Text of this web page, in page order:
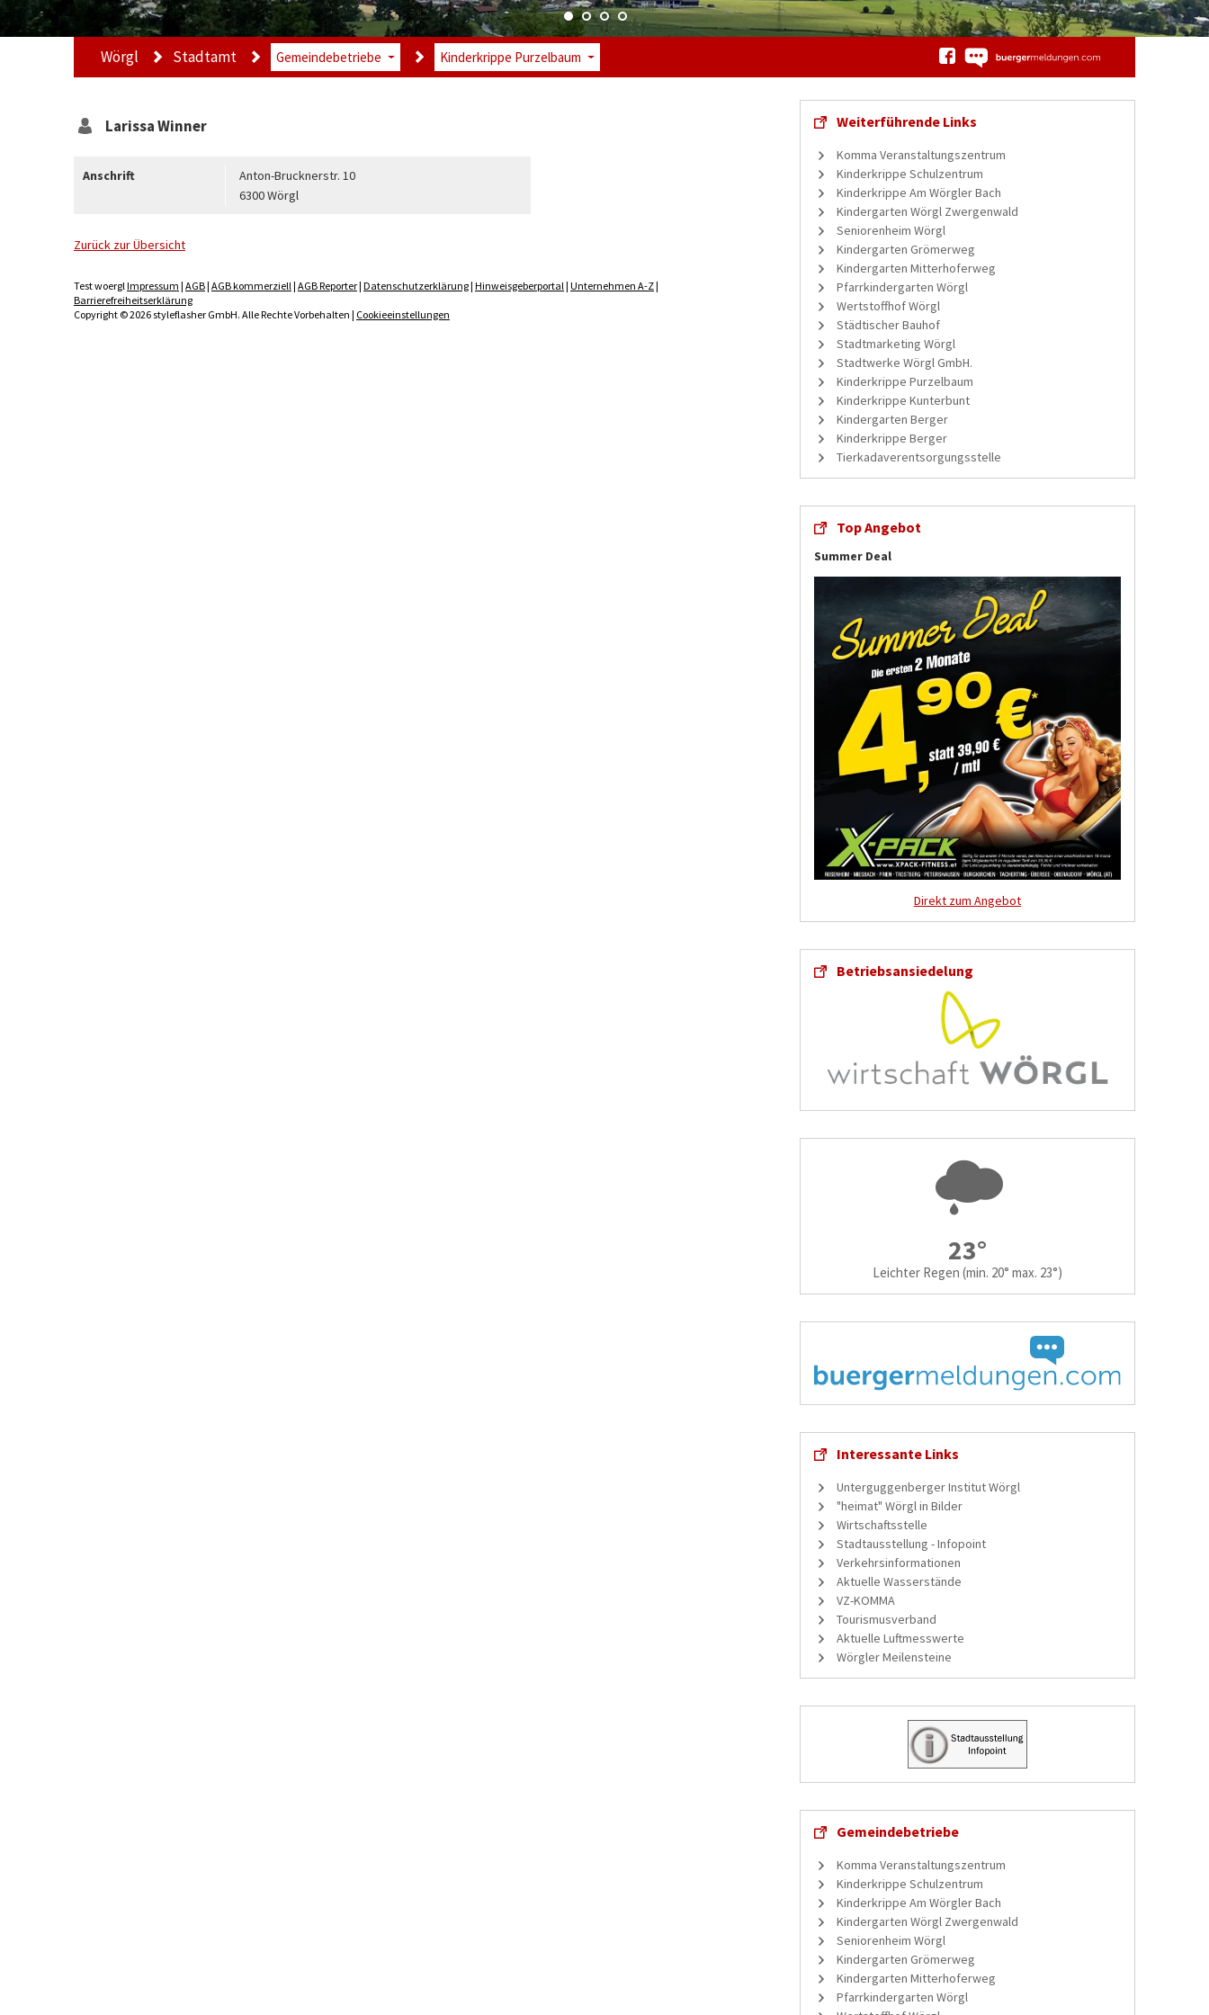
Wörgl Stadtamt Gemeindebetriebe Kinderkrippe Purzelbaum
LarissaWinner
Anschrift
Anton-Brucknerstr. 10
6300 Wörgl
Zurück zur Übersicht
Test woerglImpressum | AGB| AGB kommerziell| AGB Reporter| Datenschutzerklärung| Hinweisgeberportal| Unternehmen A-Z|
Barrierefreiheitserklärung
Copyright © 2026 styleflasher GmbH. Alle Rechte Vorbehalten | Cookieeinstellungen
Weiterführende Links
Komma Veranstaltungszentrum
Kinderkrippe Schulzentrum
Kinderkrippe Am Wörgler Bach
Kindergarten Wörgl Zwergenwald
Seniorenheim Wörgl
Kindergarten Grömerweg
Kindergarten Mitterhoferweg
Pfarrkindergarten Wörgl
Wertstoffhof Wörgl
Städtischer Bauhof
Stadtmarketing Wörgl
Stadtwerke Wörgl GmbH.
Kinderkrippe Purzelbaum
Kinderkrippe Kunterbunt
Kindergarten Berger
Kinderkrippe Berger
Tierkadaverentsorgungsstelle
Top Angebot
Summer Deal
Direkt zum Angebot
Betriebsansiedelung
23°
Leichter Regen (min. 20° max. 23°)
Interessante Links
Unterguggenberger Institut Wörgl
"heimat" Wörgl in Bilder
Wirtschaftsstelle
Stadtausstellung - Infopoint
Verkehrsinformationen
Aktuelle Wasserstände
VZ-KOMMA
Tourismusverband
Aktuelle Luftmesswerte
Wörgler Meilensteine
Gemeindebetriebe
Komma Veranstaltungszentrum
Kinderkrippe Schulzentrum
Kinderkrippe Am Wörgler Bach
Kindergarten Wörgl Zwergenwald
Seniorenheim Wörgl
Kindergarten Grömerweg
Kindergarten Mitterhoferweg
Pfarrkindergarten Wörgl